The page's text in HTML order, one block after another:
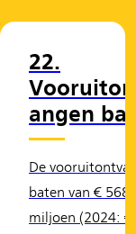
22.
angen
De
baten van € 568
miljoen (2024: €